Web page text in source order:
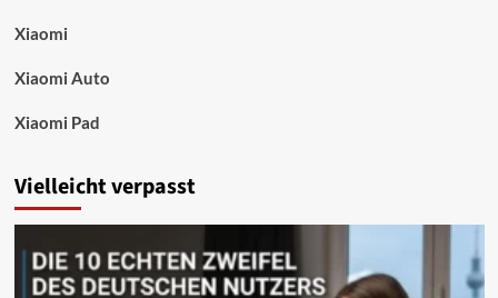
Xiaomi
Xiaomi Auto
Xiaomi Pad
Vielleicht verpasst